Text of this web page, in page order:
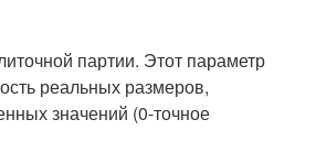
партии. Этот параметр
реальных размеров,
значений (0-точное